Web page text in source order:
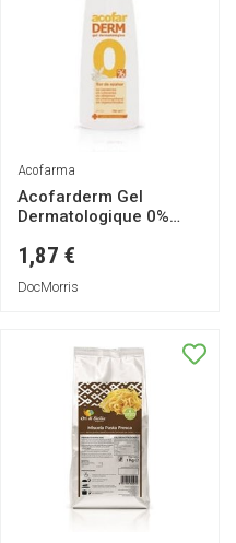
Acofarma
Acofarderm Gel
Dermatologique 0%
1,87 €
DocMorris